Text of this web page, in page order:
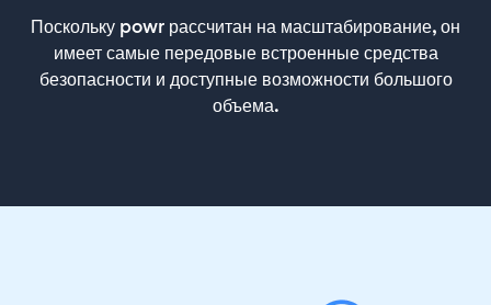
Поскольку powr рассчитан на масштабирование, он
имеет самые передовые встроенные средства
безопасности и доступные возможности большого
объема.